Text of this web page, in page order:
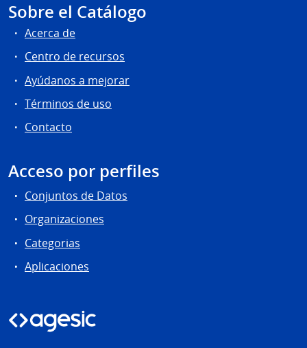
Sobre el Catálogo
Acerca de
Centro de recursos
Ayúdanos a mejorar
Términos de uso
Contacto
Acceso por perfiles
Conjuntos de Datos
Organizaciones
Categorias
Aplicaciones